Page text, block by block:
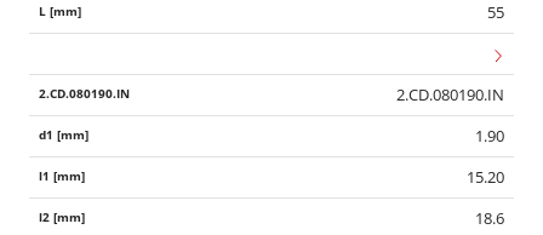
55
2.CD.080190.IN
1.90
15.20
18.6